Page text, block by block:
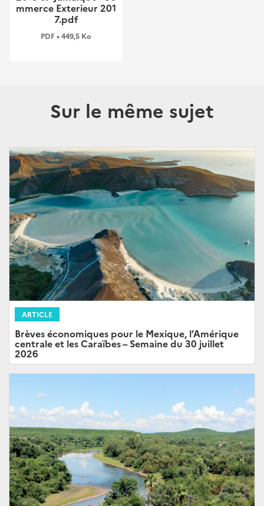
mmerce Exterieur 201
7.pdf
PDF • 449,5 Ko
Sur le même sujet
ARTICLE
Brèves économiques pour le Mexique, l’Amérique
centrale et les Caraïbes – Semaine du 30 juillet
2026